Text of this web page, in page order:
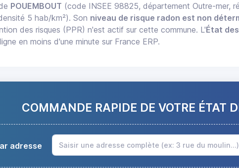
POUEMBOUT (code INSEE 98825, département Outre-mer,
5 hab/km²). Son niveau de risque radon est non
des risques (PPR) n'est actif sur cette commune. L'État
en moins d'une minute sur France ERP.
COMMANDE RAPIDE DE VOTRE ÉTAT
adresse